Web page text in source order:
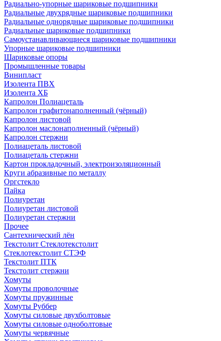
Радиально-упорные шариковые подшипники
Радиальные двухрядные шариковые подшипники
Радиальные однорядные шариковые подшипники
Радиальные шариковые подшипники
Самоустанавливающиеся шариковые подшипники
Упорные шариковые подшипники
Шариковые опоры
Промышленные товары
Винипласт
Изолента ПВХ
Изолента ХБ
Капролон Полиацеталь
Капролон графитонаполненный (чёрный)
Капролон листовой
Капролон маслонаполненный (чёрный)
Капролон стержни
Полиацеталь листовой
Полиацеталь стержни
Картон прокладочный, электроизоляционный
Круги абразивные по металлу
Оргстекло
Пайка
Полиуретан
Полиуретан листовой
Полиуретан стержни
Прочее
Сантехнический лён
Текстолит Стеклотекстолит
Стеклотекстолит СТЭФ
Текстолит ПТК
Текстолит стержни
Хомуты
Хомуты проволочные
Хомуты пружинные
Хомуты Руббер
Хомуты силовые двухболтовые
Хомуты силовые одноболтовые
Хомуты червячные